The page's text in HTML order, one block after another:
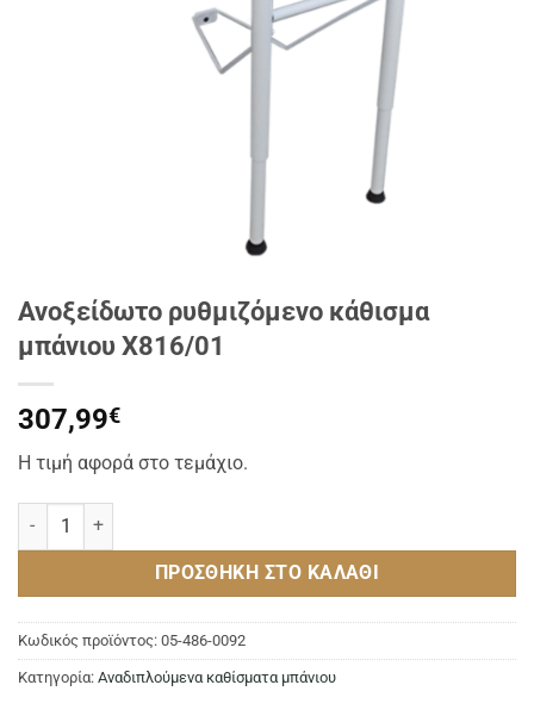
Ανοξείδωτο ρυθμιζόμενο κάθισμα
μπάνιου Χ816/01
307,99€
Η τιμή αφορά στο τεμάχιο.
Ανοξείδωτο ρυθμιζόμενο κάθισμα μπάνιου Χ816/01 ποσότητα
ΠΡΟΣΘΉΚΗ ΣΤΟ ΚΑΛΆΘΙ
Κωδικός προϊόντος: 05-486-0092
Κατηγορία: Αναδιπλούμενα καθίσματα μπάνιου